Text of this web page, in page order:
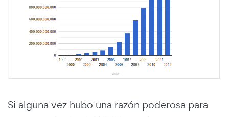
Si alguna vez hubo una razón poderosa para